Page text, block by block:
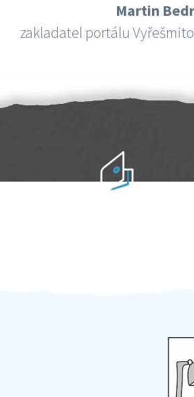
Martin
zakladatel portálu